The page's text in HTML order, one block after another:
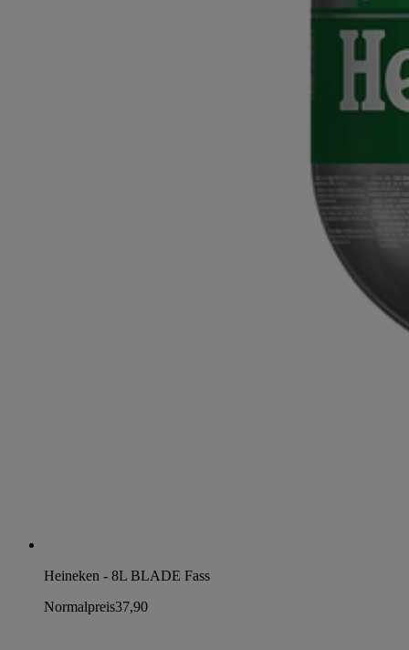
Heineken - 8L BLADE Fass
Normalpreis37,90